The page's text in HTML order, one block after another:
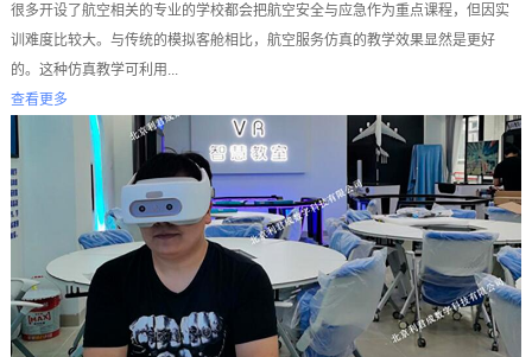
很多开设了航空相关的专业的学校都会把航空安全与应急作为重点课程，但因实
训难度比较大。与传统的模拟客舱相比，航空服务仿真的教学效果显然是更好
的。这种仿真教学可利用...
查看更多